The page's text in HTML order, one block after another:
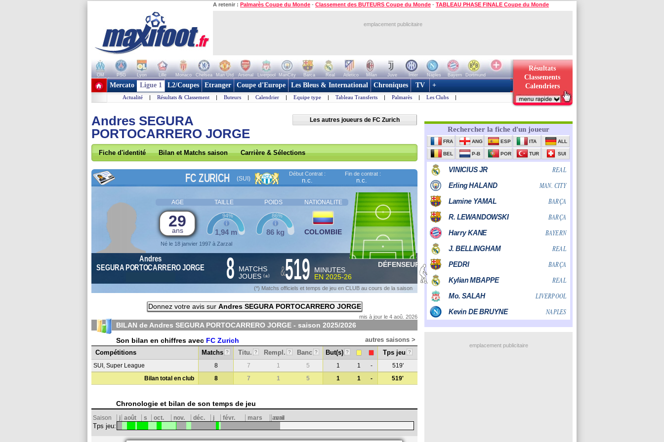
A retenir : Palmarès Coupe du Monde - Classement des BUTEURS Coupe du Monde - TABLEAU PHASE FINALE Coupe du Monde
emplacement publicitaire
OM PSG Lyon Lille Monaco Chelsea Man Utd Arsenal Liverpool ManCity Barca Real Atletico Milan Juve Inter Naples Bayern
Dortmund
+ de clubs
Résultats
Classements
Calendriers
Mercato Ligue 1 L2/Coupes Etranger Coupe d'Europe Les Bleus & International Chroniques TV +
Actualité | Résultats & Classement | Buteurs | Calendrier | Equipe type | Tableau Transferts | Palmarès | Les Clubs |
Andres SEGURA
PORTOCARRERO JORGE
Les autres joueurs de FC Zurich
Fiche d'identité Bilan et Matchs saison Carrière & Sélections
FC ZURICH (SUI)
Début Contrat :
n.c.
Fin de contrat :
n.c.
AGE TAILLE POIDS NATIONALITE
29
ans
Né le 18 janvier 1997 à Zarzal
1,94 m
94%
86 kg
86%
COLOMBIE
Andres
SEGURA PORTOCARRERO JORGE
8
MATCHS
JOUES (*) &519 MINUTES
EN 2025-26
DÉFENSEUR
(*) Matchs officiels et temps de jeu en CLUB au cours de la saison
Donnez votre avis sur Andres SEGURA PORTOCARRERO JORGE
mis à jour le 4 aoû. 2026
BILAN de Andres SEGURA PORTOCARRERO JORGE - saison 2025/2026
Son bilan en chiffres avec FC Zurich
autres saisons >
Compétitions
Matchs ? Titu. ? Rempl. ? Banc ? But(s) ? Tps jeu ?
SUI, Super League 8 7 1 5 1 1 -
519'
Bilan total en club
8 7 1 5 1 1 - 519'
Chronologie et bilan de son temps de jeu
Saison j août s oct. nov. déc. j févr. mars avril
mai
Tps jeu:
emplacement publicitaire